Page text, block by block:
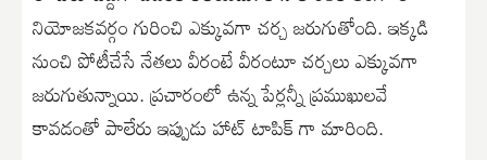
నియోజకవర్గం గురించి ఎక్కువగా చర్చ జరుగుతోంది. ఇక్కడి
నుంచి పోటీచేసే నేతలు వీరంటే వీరంటూ చర్చలు ఎక్కువగా
జరుగుతున్నాయి. ప్రచారంలో ఉన్న పేర్లన్నీ ప్రముఖులవే
కావడంతో పాలేరు ఇప్పుడు హాట్ టాపిక్ గా మారింది.